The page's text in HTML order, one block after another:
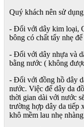
Quý khách nên sử
- Đối với dây kim loại,
bông có chất tẩy nhẹ
- Đối với dây nhựa và
bằng nước ( không
- Đối với đồng hồ dây
nước. Việc để dây da
thời gian dài với nước
trường hợp dây da tiếp
khô mềm lau nhẹ